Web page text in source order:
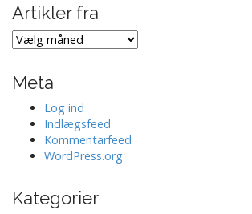
Artikler fra
Artikler
fra
Meta
Log ind
Indlægsfeed
Kommentarfeed
WordPress.org
Kategorier